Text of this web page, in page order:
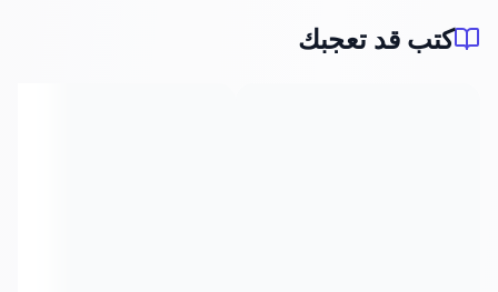
كتب قد تعجبك